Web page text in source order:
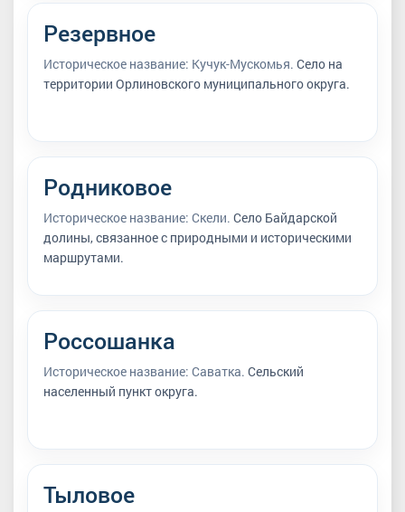
Резервное
Историческое название: Кучук-Мускомья. Село на
территории Орлиновского муниципального округа.
Родниковое
Историческое название: Скели. Село Байдарской
долины, связанное с природными и историческими
маршрутами.
Россошанка
Историческое название: Саватка. Сельский
населенный пункт округа.
Тыловое